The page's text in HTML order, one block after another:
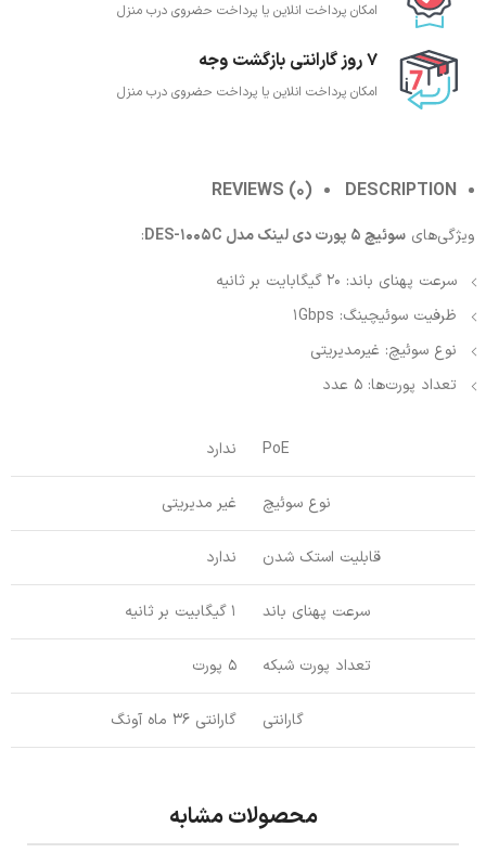
امکان پرداخت انلاین یا پرداخت حضروی درب منزل
7 روز گارانتی بازگشت وجه
امکان پرداخت انلاین یا پرداخت حضروی درب منزل
DESCRIPTION
REVIEWS (0)
ویژگی‌های سوئیچ 5 پورت دی لینک مدل DES-1005C
:
سرعت پهنای باند: 20 گیگابایت بر ثانیه
ظرفیت سوئیچینگ: 1Gbps
نوع سوئیچ: غیرمدیریتی
تعداد پورت‌ها: 5 عدد
PoE ندارد
نوع سوئیچ غیر مدیریتی
قابلیت استک شدن ندارد
سرعت پهنای باند 1 گیگابیت بر ثانیه
تعداد پورت شبکه 5 پورت
گارانتی گارانتی 36 ماه آونگ
محصولات مشابه